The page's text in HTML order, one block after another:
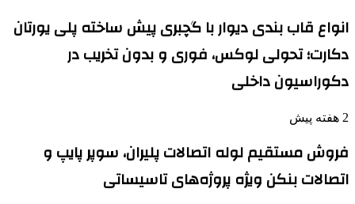
انواع قاب بندی دیوار با گچبری پیش ساخته پلی یورتان
دکارت؛ تحولی لوکس، فوری و بدون تخریب در
دکوراسیون داخلی
2 هفته پیش
فروش مستقیم لوله اتصالات پلیران، سوپر پایپ و
اتصالات بنکن ویژه پروژه‌های تاسیساتی